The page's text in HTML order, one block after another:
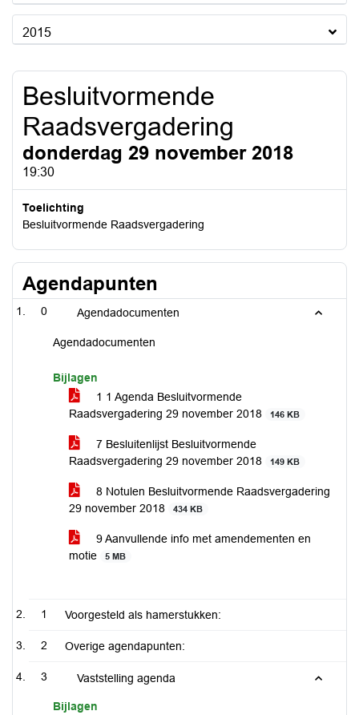
2015
Besluitvormende
Raadsvergadering
donderdag 29 november 2018
19:30
Toelichting
Besluitvormende Raadsvergadering
Agendapunten
0 Agendadocumenten
Agendadocumenten
Bijlagen
1 1 Agenda Besluitvormende
Raadsvergadering 29 november 2018
146 KB
7 Besluitenlijst Besluitvormende
Raadsvergadering 29 november 2018
149 KB
8 Notulen Besluitvormende Raadsvergadering
29 november 2018
434 KB
9 Aanvullende info met amendementen en
motie
5 MB
1 Voorgesteld als hamerstukken:
2 Overige agendapunten:
3 Vaststelling agenda
Bijlagen